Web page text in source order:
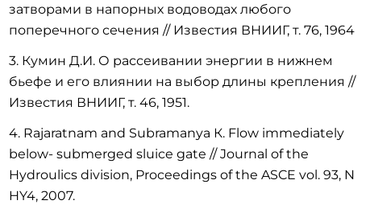
затворами в напорных водоводах любого
поперечного сечения // Известия ВНИИГ, т. 76, 1964
3. Кумин Д.И. О рассеивании энергии в нижнем
бьефе и его влиянии на выбор длины крепления //
Известия ВНИИГ, т. 46, 1951.
4. Rajaratnam and Subramanya К. Flow immediately
below- submerged sluice gate // Journal of the
Hydroulics division, Proceedings of the ASCE vol. 93, N
HY4, 2007.